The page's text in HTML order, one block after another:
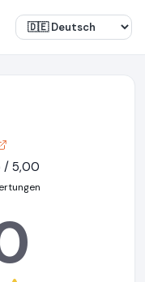
/ 5,00